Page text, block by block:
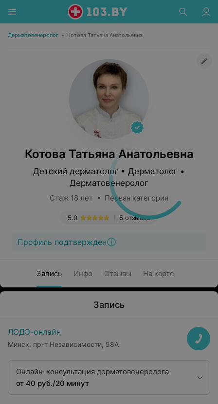
Дерматовенеролог • Котова Татьяна Анатольевна
Котова Татьяна Анатольевна
Детский дерматолог • Дерматолог •
Дерматовенеролог
Стаж 18 лет • Первая категория
5 отзывов
5.0
Профиль подтвержден
Запись Инфо Отзывы На карте
Запись
ЛОДЭ-онлайн
Минск, пр-т Независимости, 58А
Онлайн-консультация дерматовенеролога
от 40 руб./20 минут